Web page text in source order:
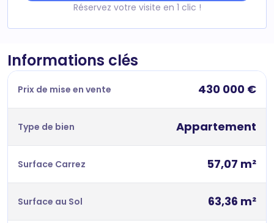
Réservez votre visite en 1 clic !
Informations clés
Prix de mise en vente 430 000 €
Type de bien Appartement
Surface Carrez 57,07 m²
Surface au Sol 63,36 m²